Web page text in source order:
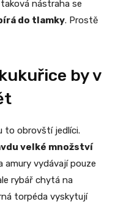
nástraha se
do tlamky. Prostě
by v
to obrovští jedlíci.
velké množství
amury vydávají pouze
rybář chytá na
torpéda vyskytují